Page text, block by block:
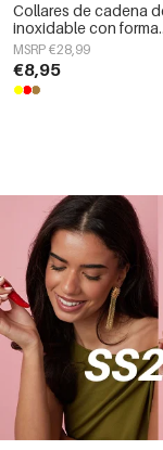
Collares de cadena
inoxidable con forma
geométrica, sencillos,
serie Daily Simple,
mujer.
MSRP €28,99
€8,95